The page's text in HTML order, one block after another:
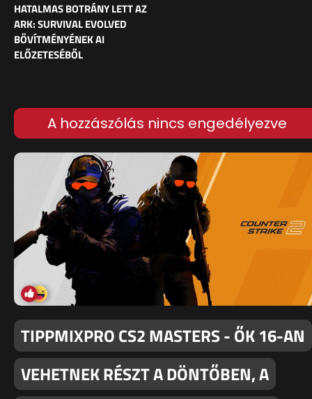
HATALMAS BOTRÁNY LETT AZ
ARK: SURVIVAL EVOLVED
BŐVÍTMÉNYÉNEK AI
ELŐZETESÉBŐL
A hozzászólás nincs engedélyezve
TIPPMIXPRO CS2 MASTERS - ŐK 16-AN
VEHETNEK RÉSZT A DÖNTŐBEN, A